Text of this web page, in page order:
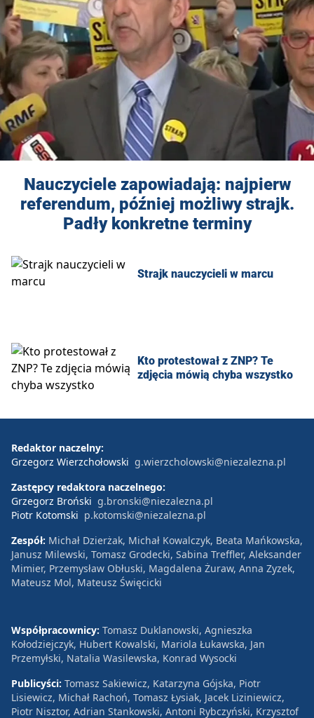
Nauczyciele zapowiadają: najpierw
referendum, później możliwy strajk.
Padły konkretne terminy
Strajk nauczycieli w marcu
Kto protestował z ZNP? Te
zdjęcia mówią chyba wszystko
Redaktor naczelny:
Grzegorz Wierzchołowski g.wierzcholowski@niezalezna.pl
Zastępcy redaktora naczelnego:
Grzegorz Broński g.bronski@niezalezna.pl
Piotr Kotomski p.kotomski@niezalezna.pl
Zespół: Michał Dzierżak, Michał Kowalczyk, Beata Mańkowska,
Janusz Milewski, Tomasz Grodecki, Sabina Treffler, Aleksander
Mimier, Przemysław Obłuski, Magdalena Żuraw, Anna Zyzek,
Mateusz Mol, Mateusz Święcicki
Współpracownicy: Tomasz Duklanowski, Agnieszka
Kołodziejczyk, Hubert Kowalski, Mariola Łukawska, Jan
Przemyłski, Natalia Wasilewska, Konrad Wysocki
Publicyści: Tomasz Sakiewicz, Katarzyna Gójska, Piotr
Lisiewicz, Michał Rachoń, Tomasz Łysiak, Jacek Liziniewicz,
Piotr Nisztor, Adrian Stankowski, Antoni Rybczyński, Krzysztof